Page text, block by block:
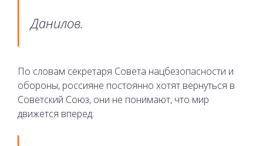
Данилов.
По словам секретаря Совета нацбезопасности и
обороны, россияне постоянно хотят вернуться в
Советский Союз, они не понимают, что мир
движется вперед: